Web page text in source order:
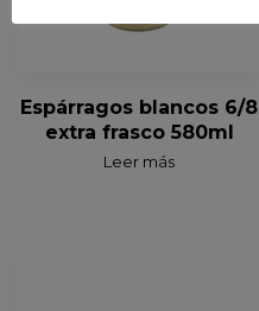
Espárragos blancos 6/8
extra frasco 580ml
Leer más